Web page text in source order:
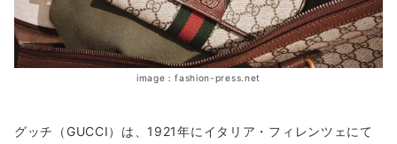
image：fashion-press.net
グッチ（GUCCI）は、1921年にイタリア・フィレンツェにて